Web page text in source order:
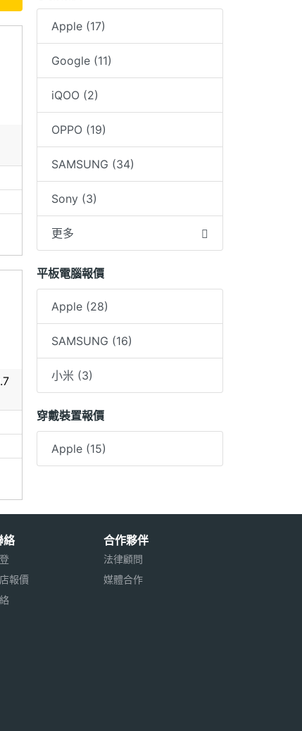
Apple (17)
Google (11)
iQOO (2)
OPPO (19)
SAMSUNG (34)
Sony (3)
更多
平板電腦報價
Apple (28)
SAMSUNG (16)
小米 (3)
穿戴裝置報價
Apple (15)
絡
報價
合作夥伴
法律顧問
媒體合作